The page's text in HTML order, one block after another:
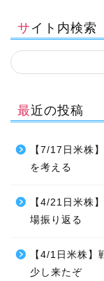
サイト内検索
最近の投稿
【7/17日米株
を考える
【4/21日米株
場振り返る
【4/1日米株
少し来たぞ